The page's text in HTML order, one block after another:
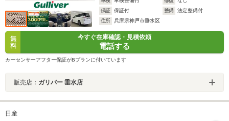
保証
保証付 整備
法定整備付
住所
兵庫県神戸市垂水区
無
料
今すぐ在庫確認・見積依頼
電話する
カーセンサーアフター保証がBプランに付いています
販売店： ガリバー 垂水店
日産